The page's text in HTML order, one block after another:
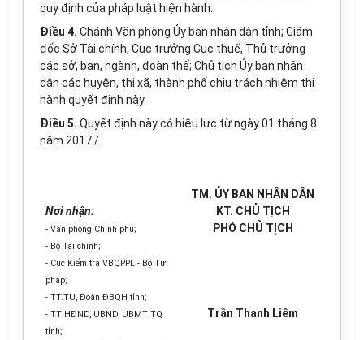
quy định của pháp luật hiện hành.
Điều 4. Chánh Văn phòng Ủy ban nhân dân tỉnh; Giám
đốc Sở Tài chính, Cục trưởng Cục thuế, Thủ trưởng
các sở, ban, ngành, đoàn thể; Chủ tịch Ủy ban nhân
dân các huyện, thị xã, thành phố chịu trách nhiệm thi
hành quyết định này.
Điều 5. Quyết định này có hiệu lực từ ngày 01 tháng 8
năm 2017./.
Nơi nhận:
- Văn phòng Chính phủ;
- Bộ Tài chính;
- Cục Kiểmtra VBQPPL - Bộ Tư
pháp;
- TT.TU, Đoàn ĐBQH tỉnh;
- TT HĐND, UBND, UBMT TQ
tỉnh;
TM. ỦY BAN NHÂN DÂN
KT. CHỦ TỊCH
PHÓ CHỦ TỊCH
Trần Thanh Liêm